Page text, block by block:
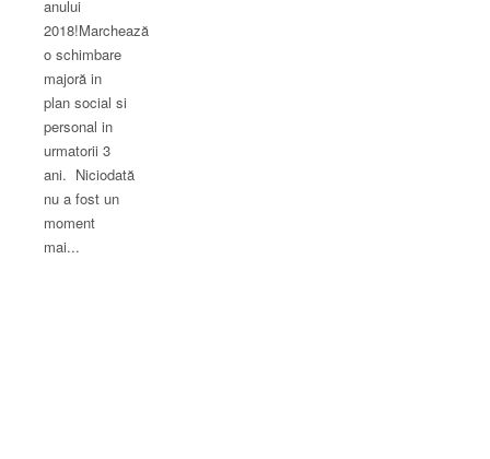
anului
2018!Marchează
o schimbare
majoră in
plan social si
personal in
urmatorii 3
ani. Niciodată
nu a fost un
moment
mai...